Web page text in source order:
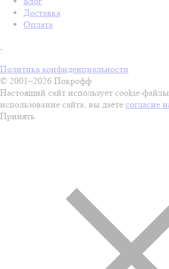
Доставка
Оплата
Политика конфиденциальности
© 2001–2026 Покрофф
Настоящий сайт использует cookie-
использование сайта, вы даёте согласие
Принять